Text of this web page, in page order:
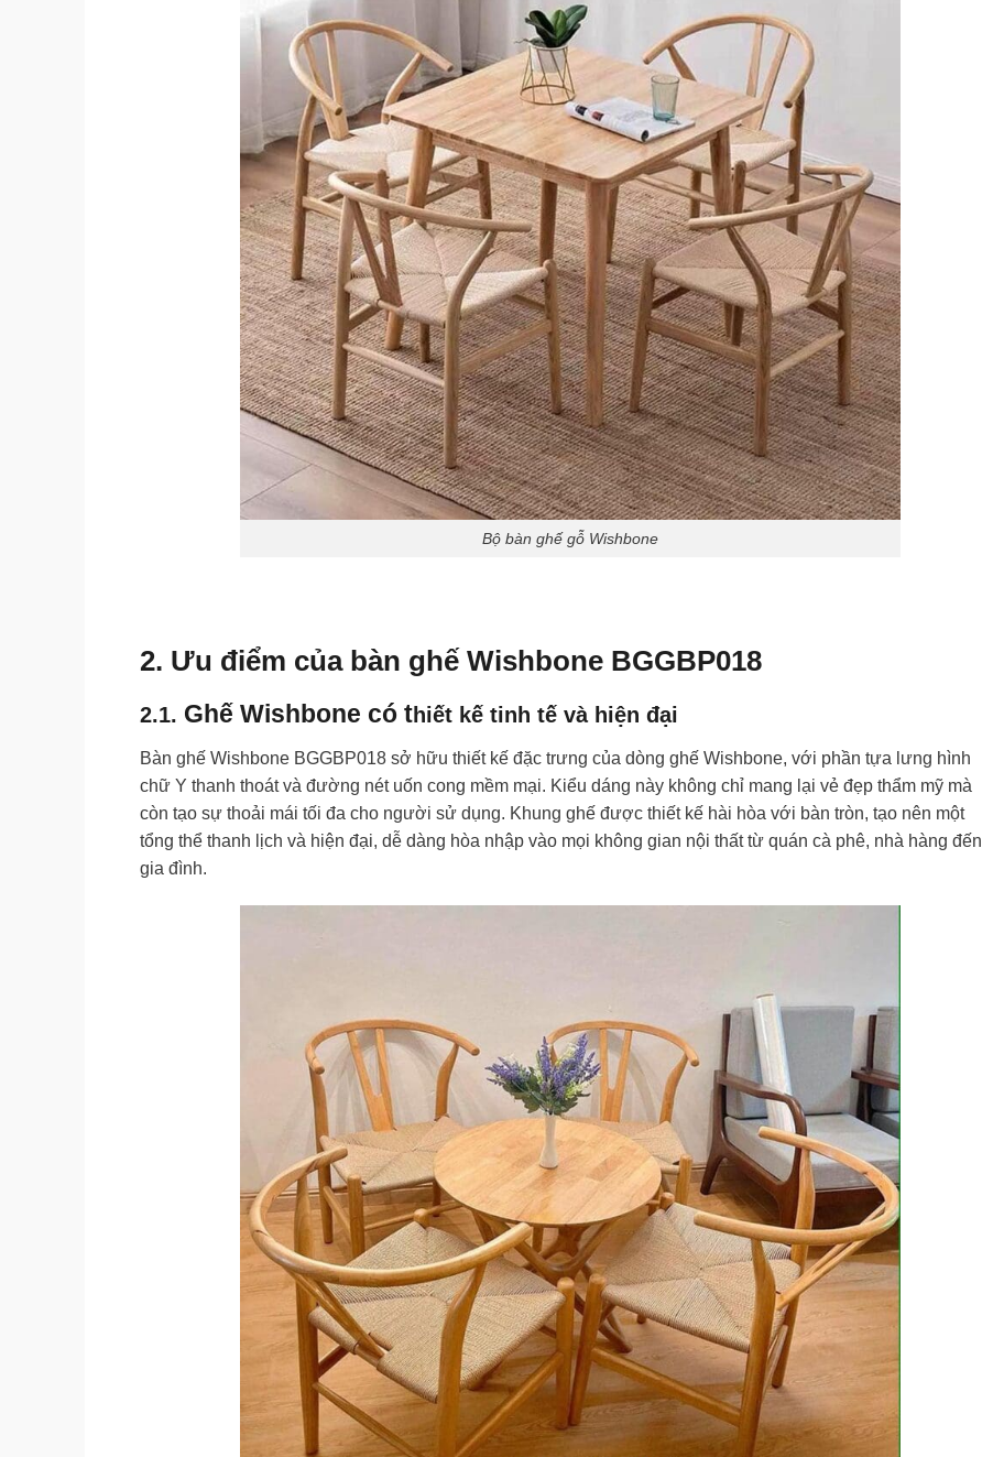
Bộ bàn ghế gỗ Wishbone
2. Ưu điểm của bàn ghế Wishbone BGGBP018
2.1. Ghế Wishbone có thiết kế tinh tế và hiện đại
Bàn ghế Wishbone BGGBP018 sở hữu thiết kế đặc trưng của dòng ghế Wishbone, với phần tựa lưng hình
chữ Y thanh thoát và đường nét uốn cong mềm mại. Kiểu dáng này không chỉ mang lại vẻ đẹp thẩm mỹ mà
còn tạo sự thoải mái tối đa cho người sử dụng. Khung ghế được thiết kế hài hòa với bàn tròn, tạo nên một
tổng thể thanh lịch và hiện đại, dễ dàng hòa nhập vào mọi không gian nội thất từ quán cà phê, nhà hàng đến
gia đình.